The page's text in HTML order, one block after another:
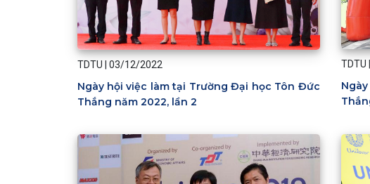
TDTU 03/12/2022
Ngày hội việc làm tại Trường Đại học Tôn Đức
Thắng năm 2022, lần 2
TDTU